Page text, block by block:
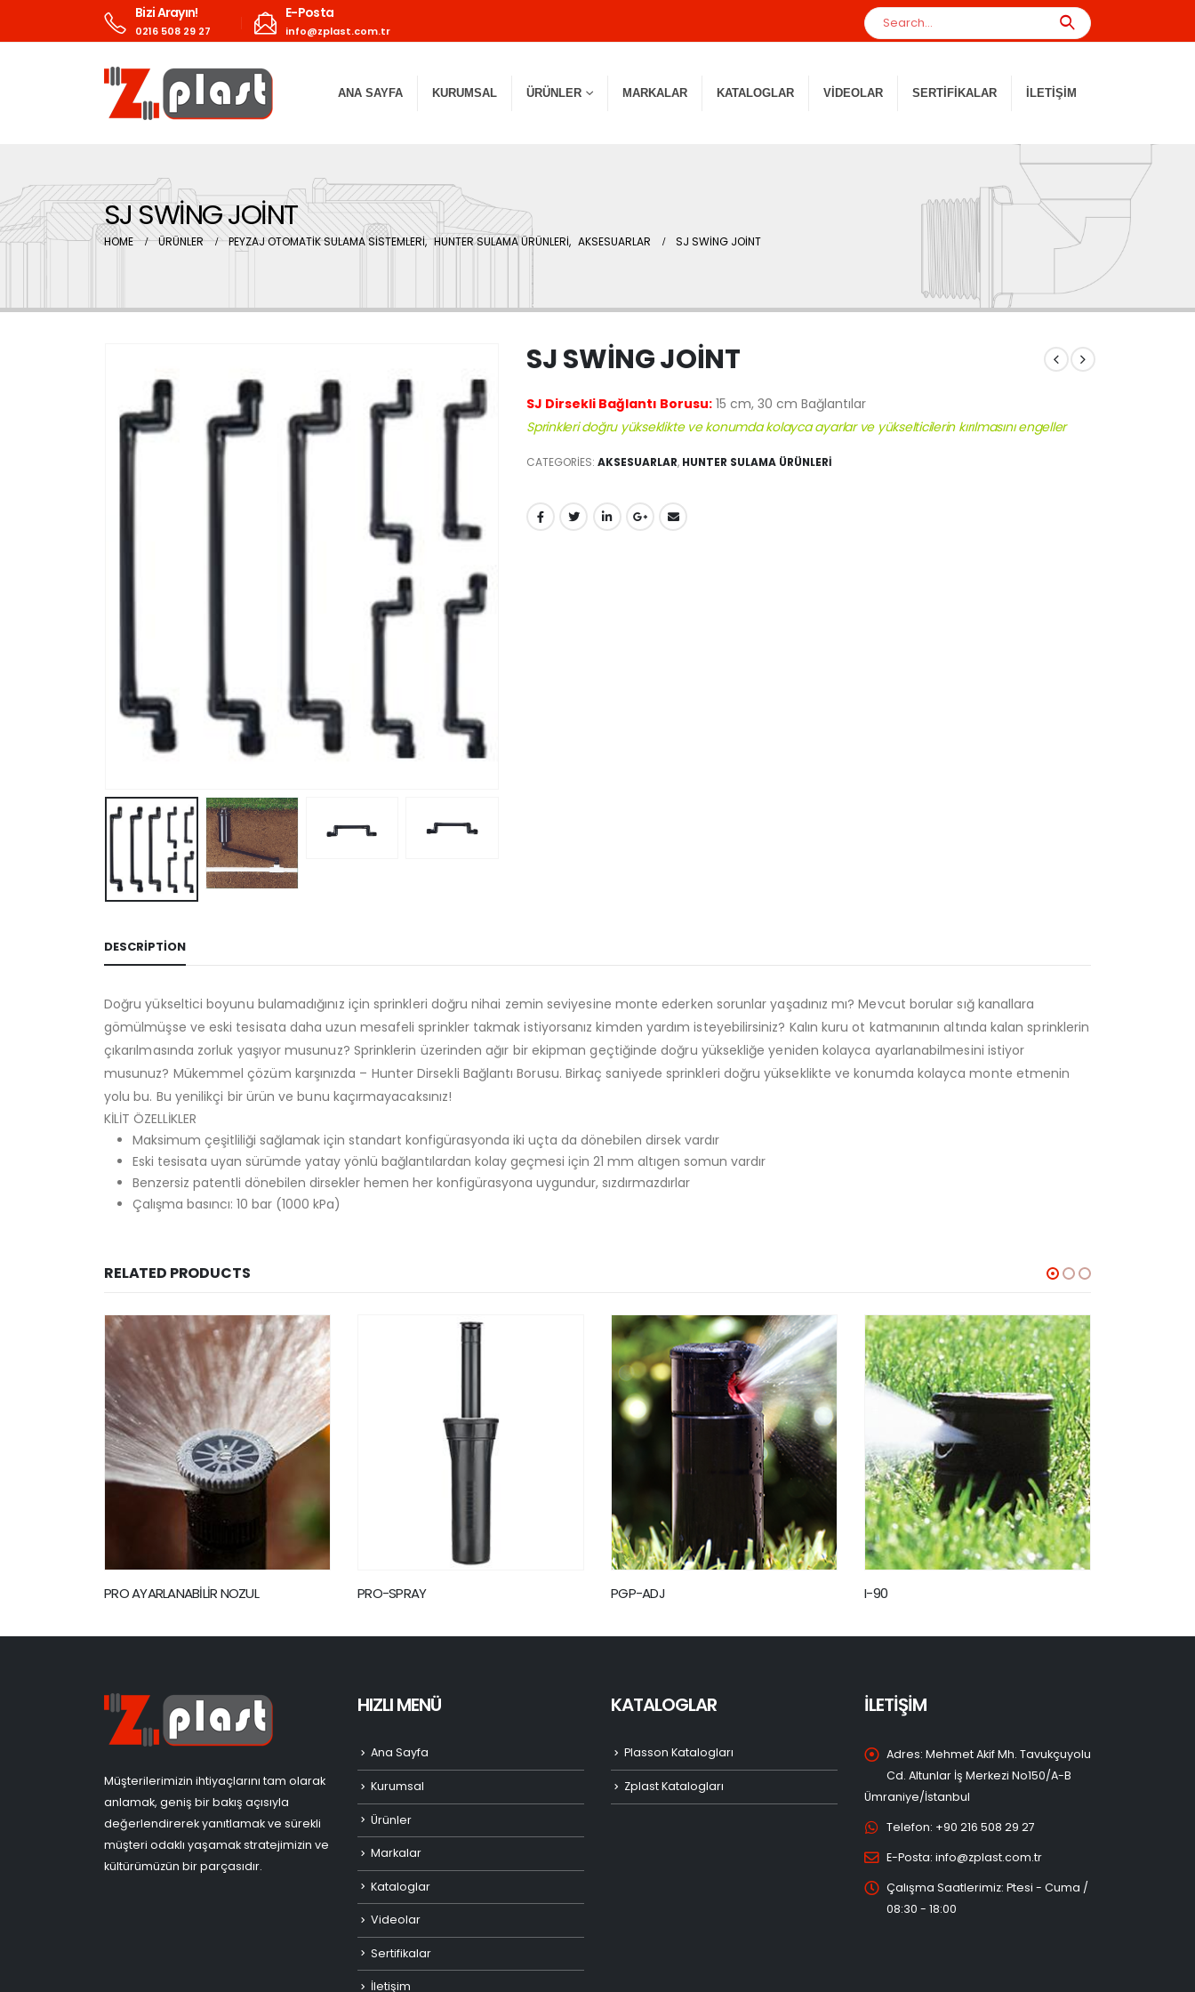
Bizi Arayın!
0216 508 29 27
E-Posta
info@zplast.com.tr
ANA SAYFA KURUMSAL ÜRÜNLER MARKALAR KATALOGLAR VIDEOLAR SERTIFIKALAR İLETIŞIM
SJ SWİNG JOİNT
HOME ÜRÜNLER PEYZAJ OTOMATİK SULAMA SİSTEMLERİ, HUNTER SULAMA ÜRÜNLERİ, AKSESUARLAR SJ SWİNG JOİNT
SJ SWİNG JOİNT
SJ Dirsekli Bağlantı Borusu: 15 cm, 30 cm Bağlantılar
Sprinkleri doğru yükseklikte ve konumda kolayca ayarlar ve yükselticilerin kırılmasını engeller
CATEGORIES: AKSESUARLAR, HUNTER SULAMA ÜRÜNLERİ
DESCRIPTION
Doğru yükseltici boyunu bulamadığınız için sprinkleri doğru nihai zemin seviyesine monte ederken sorunlar yaşadınız mı? Mevcut borular sığ kanallara
gömülmüşse ve eski tesisata daha uzun mesafeli sprinkler takmak istiyorsanız kimden yardım isteyebilirsiniz? Kalın kuru ot katmanının altında kalan sprinklerin
çıkarılmasında zorluk yaşıyor musunuz? Sprinklerin üzerinden ağır bir ekipman geçtiğinde doğru yüksekliğe yeniden kolayca ayarlanabilmesini istiyor
musunuz? Mükemmel çözüm karşınızda – Hunter Dirsekli Bağlantı Borusu. Birkaç saniyede sprinkleri doğru yükseklikte ve konumda kolayca monte etmenin
yolu bu. Bu yenilikçi bir ürün ve bunu kaçırmayacaksınız!
KİLİT ÖZELLİKLER
Maksimum çeşitliliği sağlamak için standart konfigürasyonda iki uçta da dönebilen dirsek vardır
Eski tesisata uyan sürümde yatay yönlü bağlantılardan kolay geçmesi için 21 mm altıgen somun vardır
Benzersiz patentli dönebilen dirsekler hemen her konfigürasyona uygundur, sızdırmazdırlar
Çalışma basıncı: 10 bar (1000 kPa)
RELATED PRODUCTS
PRO-SPRAY PGP-ADJ I-90 MP STRİPS
Müşterilerimizin ihtiyaçlarını tam olarak
anlamak, geniş bir bakış açısıyla
değerlendirerek yanıtlamak ve sürekli
müşteri odaklı yaşamak stratejimizin ve
kültürümüzün bir parçasıdır.
HIZLI MENÜ
Ana Sayfa
Kurumsal
Ürünler
Markalar
Kataloglar
Videolar
Sertifikalar
İletişim
KATALOGLAR
Plasson Katalogları
Zplast Katalogları
İLETİŞİM
Adres: Mehmet Akif Mh. Tavukçuyolu
Cd. Altunlar İş Merkezi No150/A-B
Ümraniye/İstanbul
Telefon: +90 216 508 29 27
E-Posta: info@zplast.com.tr
Çalışma Saatlerimiz: Ptesi - Cuma /
08:30 - 18:00